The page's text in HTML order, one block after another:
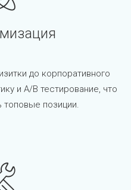
до корпоративного
и A/B тестирование, что
топовые позиции.